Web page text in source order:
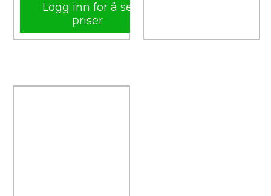
Logg inn for å se
priser